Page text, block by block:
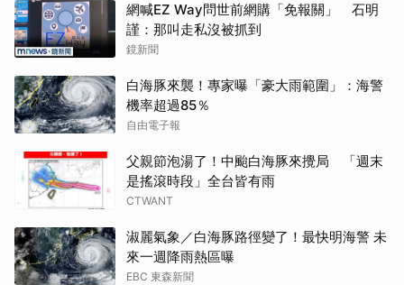
網喊EZ Way問世前網購「免報關」 石明
謹：那叫走私沒被抓到
鏡新聞
白海豚來襲！專家曝「豪大雨範圍」：海警
機率超過85％
自由電子報
父親節泡湯了！中颱白海豚來攪局 「週末
是搖滾時段」全台皆有雨
CTWANT
淑麗氣象／白海豚路徑變了！最快明海警 未
來一週降雨熱區曝
EBC 東森新聞